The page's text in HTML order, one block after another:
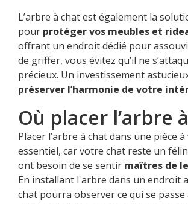
L’arbre à chat est également la
pour protéger vos meubles et
offrant un endroit dédié pour
de griffer, vous évitez qu’il ne
précieux. Un investissement
préserver l’harmonie de votre
Où placer l’arbre
Placer l’arbre à chat dans une pièce
essentiel, car votre chat reste un
ont besoin de se sentir maîtres de
En installant l'arbre dans un endroit
chat pourra observer ce qui se